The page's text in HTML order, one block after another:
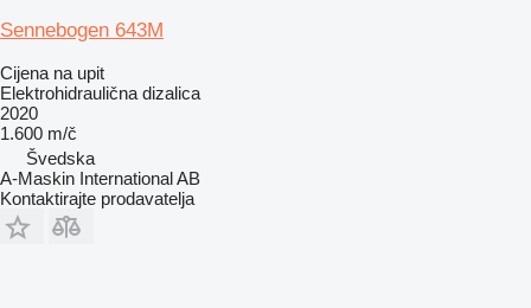
Sennebogen 643M
Cijena na upit
Elektrohidraulična dizalica
2020
1.600 m/č
Švedska
A-Maskin International AB
Kontaktirajte prodavatelja